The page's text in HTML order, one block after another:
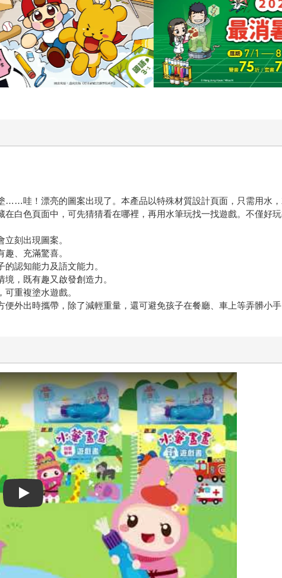
……哇！漂亮的圖案出現了。本產品以特殊材質設計頁面，只需用水
白色頁面中，可先猜猜看在哪裡，再用水筆玩找一找遊戲。不僅好
刻出現圖案。
、充滿驚喜。
認知能力及語文能力。
，既有趣又啟發創造力。
重複塗水遊戲。
外出時攜帶，除了減輕重量，還可避免孩子在餐廳、車上等弄髒小
Play video